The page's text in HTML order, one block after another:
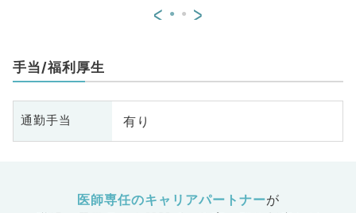
科、消
器外
、美容
科
< >
手当/福利厚生
通勤手当 有り
医師専任のキャリアパートナーが